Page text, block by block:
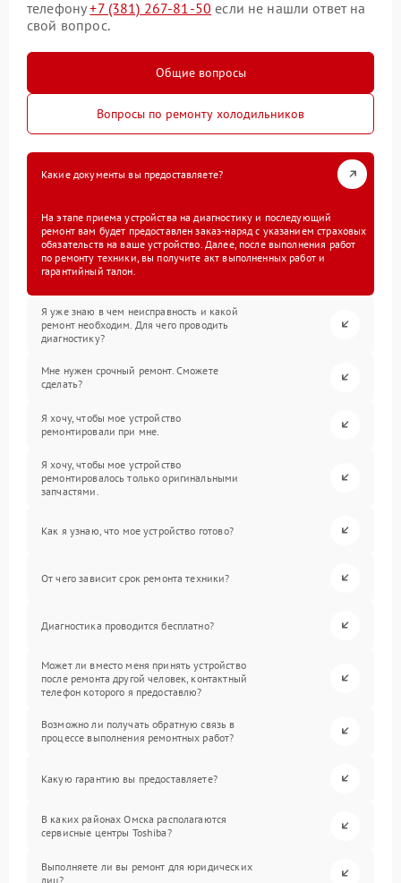
телефону+7 (381) 267-81-50 если не нашли ответ на
свой вопрос.
Общие вопросы
Вопросы по ремонту холодильников
Какие документы вы предоставляете?
На этапе приема устройства на диагностику и последующий
ремонт вам будет предоставлен заказ-наряд с указанием страховых
обязательств на ваше устройство. Далее, после выполнения работ
по ремонту техники, вы получите акт выполненных работ и
гарантийный талон.
Я уже знаю в чем неисправность и какой
ремонт необходим. Для чего проводить
диагностику?
Мне нужен срочный ремонт. Сможете
сделать?
Я хочу, чтобы мое устройство
ремонтировали при мне.
Я хочу, чтобы мое устройство
ремонтировалось только оригинальными
запчастями.
Как я узнаю, что мое устройство готово?
От чего зависит срок ремонта техники?
Диагностика проводится бесплатно?
Может ли вместо меня принять устройство
после ремонта другой человек, контактный
телефон которого я предоставлю?
Возможно ли получать обратную связь в
процессе выполнения ремонтных работ?
Какую гарантию вы предоставляете?
В каких районах Омска располагаются
сервисные центры Toshiba?
Выполняете ли вы ремонт для юридических
лиц?